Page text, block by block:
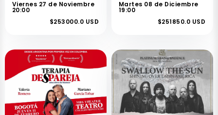
Viernes 27 de Noviembre
20:00
$253000.0 USD
Martes 08 de Diciembre
19:00
$251850.0 USD